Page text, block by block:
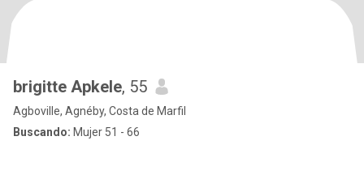
brigitte Apkele, 55
Agboville, Agnéby, Costa de Marfil
Buscando: Mujer 51 - 66